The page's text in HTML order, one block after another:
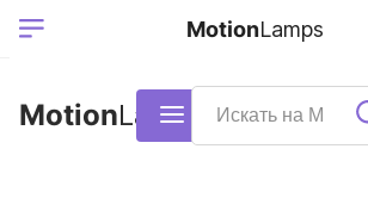
Ваш регион
Выберите ваш
+7
38-68
MotionLamps Каталог
MotionLamps